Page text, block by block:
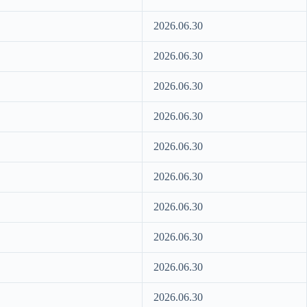
2026.06.30
2026.06.30
2026.06.30
2026.06.30
2026.06.30
2026.06.30
2026.06.30
2026.06.30
2026.06.30
2026.06.30